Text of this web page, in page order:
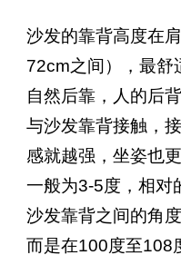
沙发的靠背高度在
72cm之间），最舒
自然后靠，人的后
与沙发靠背接触，
感就越强，坐姿也
一般为3-5度，相对
沙发靠背之间的角
而是在100度至108